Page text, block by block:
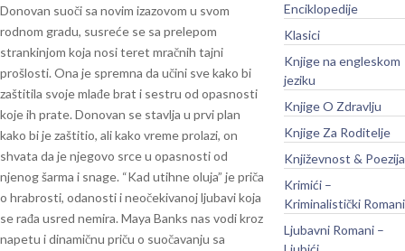
Donovan suoči sa novim izazovom u svom
rodnom gradu, susreće se sa prelepom
strankinjom koja nosi teret mračnih tajni
prošlosti. Ona je spremna da učini sve kako bi
zaštitila svoje mlađe brat i sestru od opasnosti
koje ih prate. Donovan se stavlja u prvi plan
kako bi je zaštitio, ali kako vreme prolazi, on
shvata da je njegovo srce u opasnosti od
njenog šarma i snage. “Kad utihne oluja” je priča
o hrabrosti, odanosti i neočekivanoj ljubavi koja
se rađa usred nemira. Maya Banks nas vodi kroz
napetu i dinamičnu priču o suočavanju sa
Enciklopedije
Klasici
Knjige na engleskom
jeziku
Knjige O Zdravlju
Knjige Za Roditelje
Književnost & Poezija
Krimići –
Kriminalistički Romani
Ljubavni Romani –